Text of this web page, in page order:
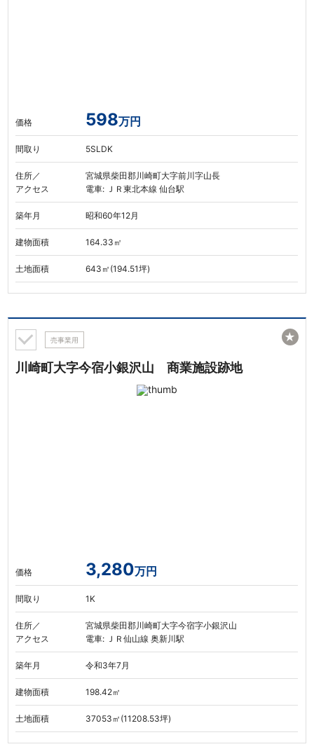
価格 598万円
間取り 5SLDK
住所／
アクセス
宮城県柴田郡川崎町大字前川字山長
電車: ＪＲ東北本線 仙台駅
築年月 昭和60年12月
建物面積 164.33㎡
土地面積 643㎡(194.51坪)
売事業用
川崎町大字今宿小銀沢山 商業施設跡地
価格 3,280万円
間取り 1K
住所／
アクセス
宮城県柴田郡川崎町大字今宿字小銀沢山
電車: ＪＲ仙山線 奥新川駅
築年月 令和3年7月
建物面積 198.42㎡
土地面積 37053㎡(11208.53坪)
★